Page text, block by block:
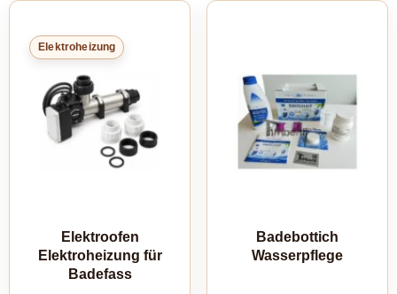
Elektroheizung
Elektroofen
Elektroheizung für
Badefass
Badebottich
Wasserpflege